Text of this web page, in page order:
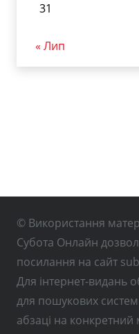
31
« Лип
© Використання
Субота Онлайн
посилання на сайт
Для інтернет-видань
для пошукових
абзаці на конкретний